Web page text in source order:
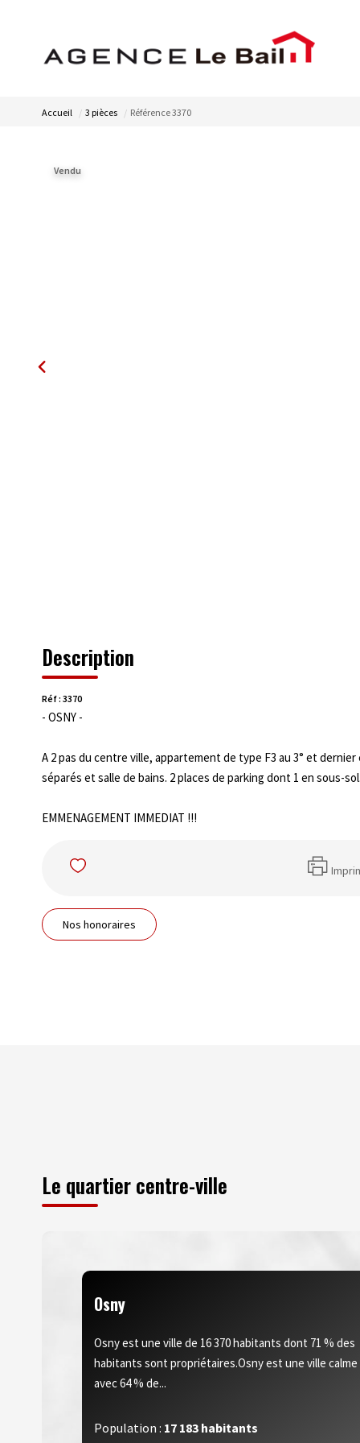
Accueil 3 pièces Référence 3370
Vendu
Description
Réf : 3370
- OSNY -
A 2 pas du centre ville, appartement de type F3 au 3° et
séparés et salle de bains. 2 places de parking dont 1 en sous-
EMMENAGEMENT IMMEDIAT !!!
Nos honoraires
Le quartier centre-ville
Osny
Osny est une ville de 16 370 habitants dont 71 % des
habitants sont propriétaires.Osny est une ville calme
avec 64 % de...
Population : 17 183 habitants